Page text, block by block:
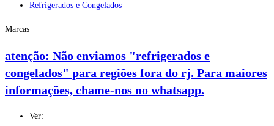
Refrigerados e Congelados
Marcas
atenção: Não enviamos "refrigerados e
congelados" para regiões fora do rj. Para maiores
informações, chame-nos no whatsapp.
Ver: